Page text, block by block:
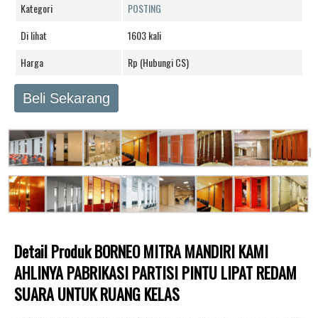
Kategori
POSTING
Di lihat
1603 kali
Harga
Rp (Hubungi CS)
Beli Sekarang
Detail Produk BORNEO MITRA MANDIRI KAMI
AHLINYA PABRIKASI PARTISI PINTU LIPAT REDAM
SUARA UNTUK RUANG KELAS